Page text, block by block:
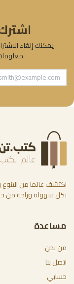
يمكنك إلغاء
اكتشف عالما من التنوع
بكل سهولة وراحة من
مساعدة
من نحن
اتصل بنا
حسابي